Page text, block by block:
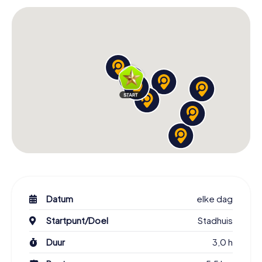
om de highscore te halen en een plek op de ranglijst te
veroveren!
Antwerpen is een stad vol verrassingen en verhalen die
erop wachten om door jullie ontdekt te worden. Met onze
speurtocht in Antwerpen hebben jullie de mogelijkheid
om de stad op een heel bijzondere manier te ervaren.
Duik in de geschiedenis, kunst en cultuur van de stad en
verzamel onvergetelijke herinneringen. Boek nu jullie
speurtocht en ervaar Antwerpen vanuit een geheel nieuw
perspectief!
Datum
elke dag
Startpunt/Doel
Stadhuis
Duur
3,0 h